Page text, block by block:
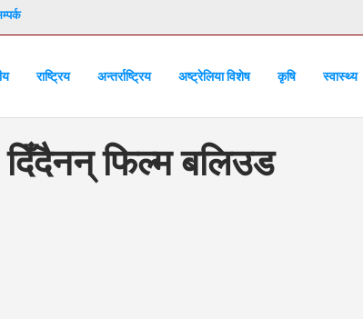
राष्ट्रिय अन्तर्राष्ट्रिय अष्ट्रेलिया विशेष कृषि स्वास्थ्य
फिल्म बलिउड